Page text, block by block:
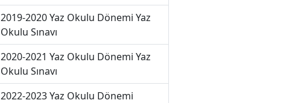
2019-2020 Yaz Okulu Dönemi Yaz
Okulu Sınavı
2020-2021 Yaz Okulu Dönemi Yaz
Okulu Sınavı
2022-2023 Yaz Okulu Dönemi